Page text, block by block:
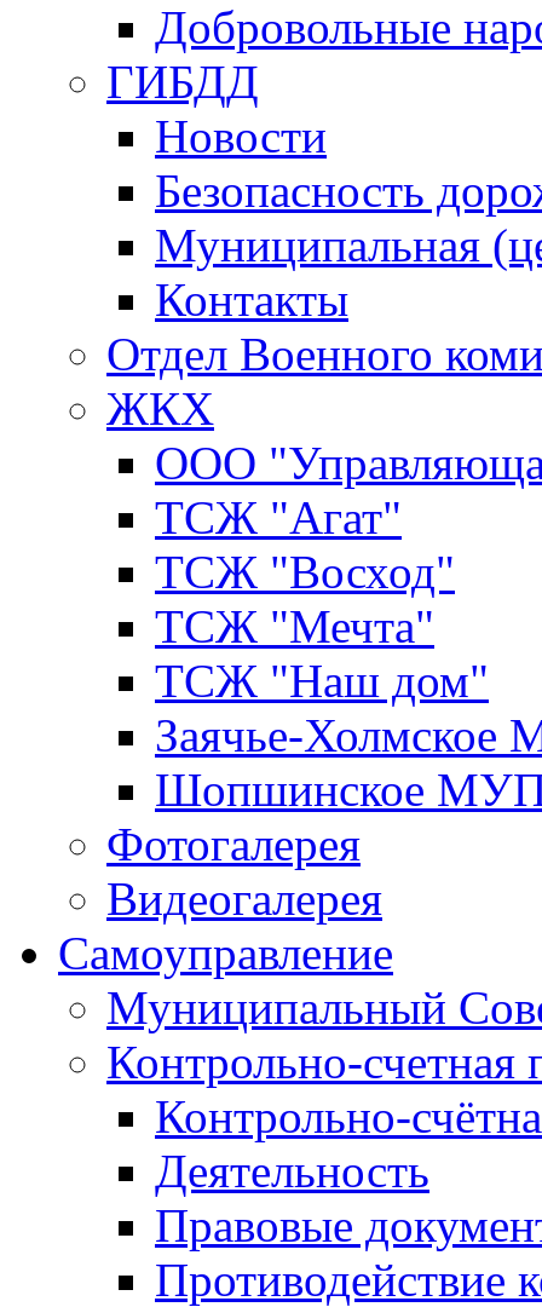
Добровольные
ГИБДД
Новости
Безопасность
Муниципальная
Контакты
Отдел Военного
ЖКХ
ООО
ТСЖ "Агат"
ТСЖ "Восход"
ТСЖ "Мечта"
ТСЖ "Наш дом"
Заячье-
Шопшинское
Фотогалерея
Видеогалерея
Самоуправление
Муниципальный
Контрольно-счетная
Контрольно-
Деятельность
Правовые
Противодействие